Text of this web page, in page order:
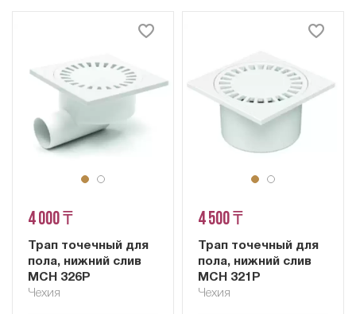
4 000 ₸
Трап точечный для
пола, нижний слив
MCH 326P
Чехия
4 500 ₸
Трап точечный для
пола, нижний слив
MCH 321P
Чехия